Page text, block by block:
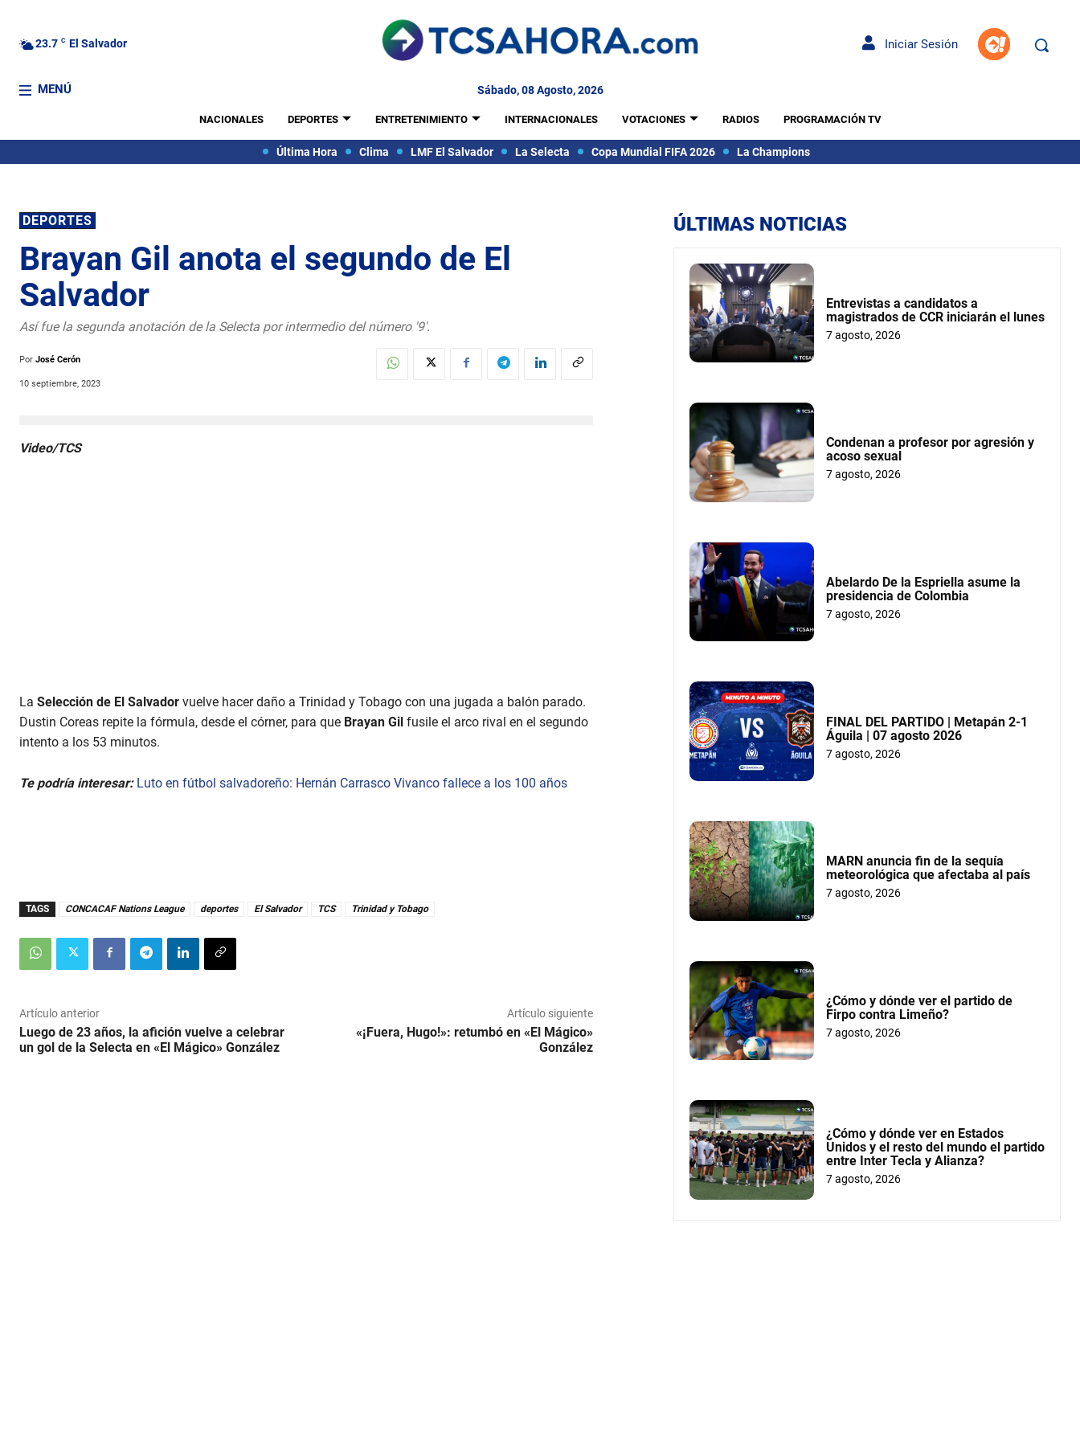
23.7 C El Salvador Iniciar Sesión
MENÚ Sábado, 08 Agosto, 2026
NACIONALES DEPORTES ENTRETENIMIENTO INTERNACIONALES VOTACIONES RADIOS PROGRAMACIÓN TV
Última Hora Clima LMF El Salvador La Selecta Copa Mundial FIFA 2026 La Champions
DEPORTES
Brayan Gil anota el segundo de El
Salvador
Así fue la segunda anotación de la Selecta por intermedio del número '9'.
Por José Cerón
10 septiembre, 2023
Video/TCS
La Selección de El Salvador vuelve hacer daño a Trinidad y Tobago con una jugada a balón parado.
Dustin Coreas repite la fórmula, desde el córner, para que Brayan Gil fusile el arco rival en el segundo
intento a los 53 minutos.
Te podría interesar: Luto en fútbol salvadoreño: Hernán Carrasco Vivanco fallece a los 100 años
TAGS CONCACAF Nations League deportes El Salvador TCS Trinidad y Tobago
Artículo anterior
Luego de 23 años, la afición vuelve a celebrar
un gol de la Selecta en «El Mágico» González
Artículo siguiente
«¡Fuera, Hugo!»: retumbó en «El Mágico»
González
ÚLTIMAS NOTICIAS
Entrevistas a candidatos a
magistrados de CCR iniciarán el lunes
7 agosto, 2026
Condenan a profesor por agresión y
acoso sexual
7 agosto, 2026
Abelardo De la Espriella asume la
presidencia de Colombia
7 agosto, 2026
FINAL DEL PARTIDO | Metapán 2-1
Águila | 07 agosto 2026
7 agosto, 2026
MARN anuncia fin de la sequía
meteorológica que afectaba al país
7 agosto, 2026
¿Cómo y dónde ver el partido de
Firpo contra Limeño?
7 agosto, 2026
¿Cómo y dónde ver en Estados
Unidos y el resto del mundo el partido
entre Inter Tecla y Alianza?
7 agosto, 2026